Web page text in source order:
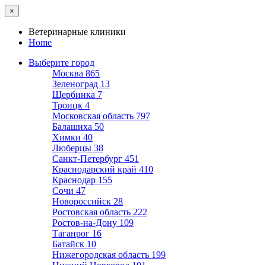
×
Ветеринарные клиники
Home
Выберите город
Москва 865
Зеленоград 13
Щербинка 7
Троицк 4
Московская область 797
Балашиха 50
Химки 40
Люберцы 38
Санкт-Петербург 451
Краснодарский край 410
Краснодар 155
Сочи 47
Новороссийск 28
Ростовская область 222
Ростов-на-Дону 109
Таганрог 16
Батайск 10
Нижегородская область 199